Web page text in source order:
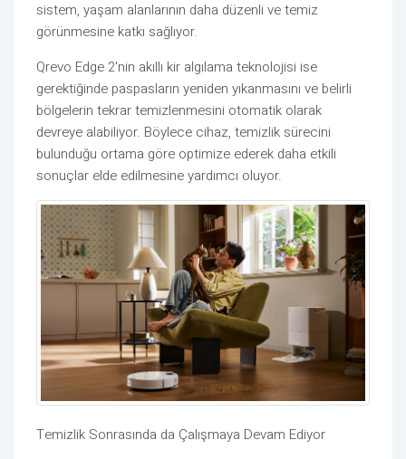
sistem, yaşam alanlarının daha düzenli ve temiz
görünmesine katkı sağlıyor.
Qrevo Edge 2'nin akıllı kir algılama teknolojisi ise
gerektiğinde paspasların yeniden yıkanmasını ve belirli
bölgelerin tekrar temizlenmesini otomatik olarak
devreye alabiliyor. Böylece cihaz, temizlik sürecini
bulunduğu ortama göre optimize ederek daha etkili
sonuçlar elde edilmesine yardımcı oluyor.
Temizlik Sonrasında da Çalışmaya Devam Ediyor